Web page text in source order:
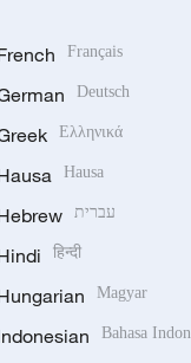
Français
Deutsch
Ελληνικά
Hausa
עברית
हिन्दी
Magyar
Bahasa